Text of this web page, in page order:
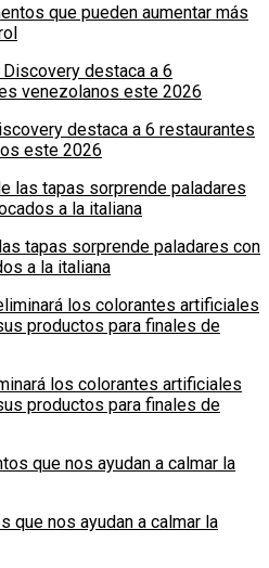
que pueden aumentar más
destaca a 6 restaurantes
este 2026
tapas sorprende paladares con
a la italiana
los colorantes artificiales
productos para finales de
que nos ayudan a calmar la